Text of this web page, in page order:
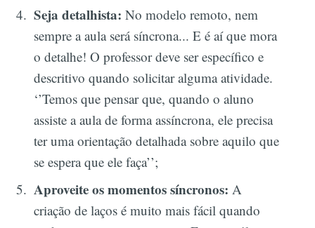
Seja detalhista:No modelo remoto, nem
sempre a aula será síncrona... E é aí que mora
o detalhe! O professor deve ser específico e
descritivo quando solicitar alguma atividade.
‘’Temos que pensar que, quando o aluno
assiste a aula de forma assíncrona, ele precisa
ter uma orientação detalhada sobre aquilo que
se espera que ele faça’’;
Aproveite os momentos síncronos:A
criação de laços é muito mais fácil quando